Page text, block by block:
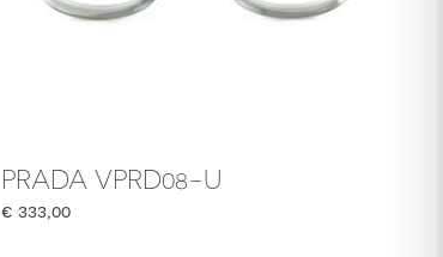
PRADA VPRD08-U
€ 333,00